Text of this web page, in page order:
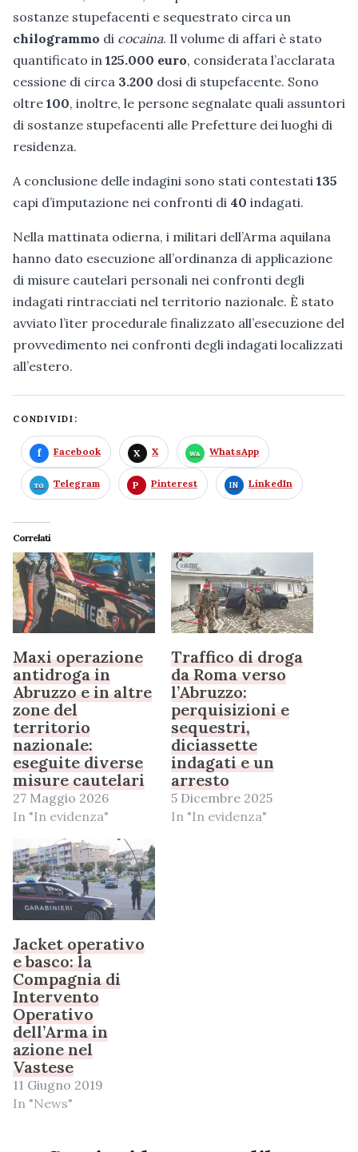
sostanze stupefacenti e sequestrato circa un
chilogrammo di cocaina. Il volume di affari è stato
quantificato in 125.000 euro, considerata l’acclarata
cessione di circa 3.200 dosi di stupefacente. Sono
oltre 100, inoltre, le persone segnalate quali assuntori
di sostanze stupefacenti alle Prefetture dei luoghi di
residenza.
A conclusione delle indagini sono stati contestati 135
capi d’imputazione nei confronti di 40 indagati.
Nella mattinata odierna, i militari dell’Arma aquilana
hanno dato esecuzione all’ordinanza di applicazione
di misure cautelari personali nei confronti degli
indagati rintracciati nel territorio nazionale. È stato
avviato l’iter procedurale finalizzato all’esecuzione del
provvedimento nei confronti degli indagati localizzati
all’estero.
CONDIVIDI:
Facebook X WhatsApp
Telegram Pinterest LinkedIn
Correlati
Maxi operazione
antidroga in
Abruzzo e in altre
zone del
territorio
nazionale:
eseguite diverse
misure cautelari
27 Maggio 2026
In "In evidenza"
Traffico di droga
da Roma verso
l’Abruzzo:
perquisizioni e
sequestri,
diciassette
indagati e un
arresto
5 Dicembre 2025
In "In evidenza"
Jacket operativo
e basco: la
Compagnia di
Intervento
Operativo
dell’Arma in
azione nel
Vastese
11 Giugno 2019
In "News"